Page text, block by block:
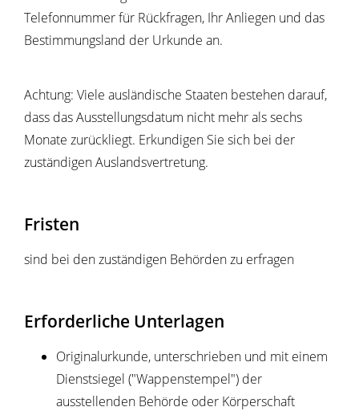
Telefonnummer für Rückfragen, Ihr Anliegen und das
Bestimmungsland der Urkunde an.
Achtung: Viele ausländische Staaten bestehen darauf,
dass das Ausstellungsdatum nicht mehr als sechs
Monate zurückliegt. Erkundigen Sie sich bei der
zuständigen Auslandsvertretung.
Fristen
sind bei den zuständigen Behörden zu erfragen
Erforderliche Unterlagen
Originalurkunde, unterschrieben und mit einem
Dienstsiegel ("Wappenstempel") der
ausstellenden Behörde oder Körperschaft